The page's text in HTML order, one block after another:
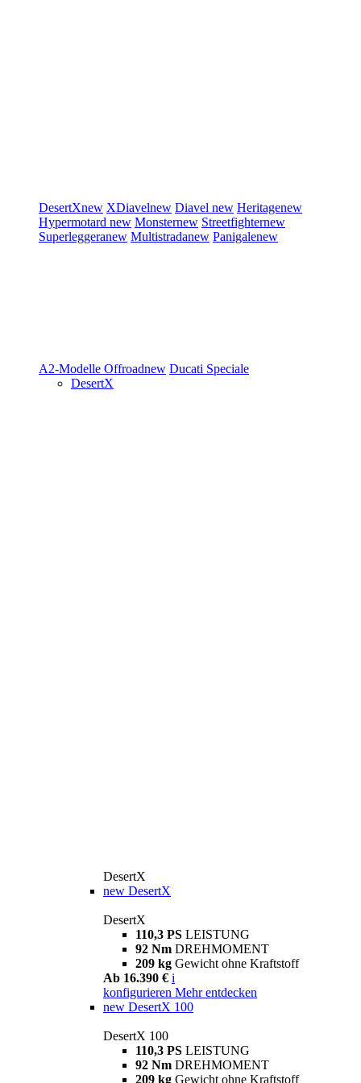
DesertXnew XDiavelnew Diavel new Heritagenew
Hypermotard new Monsternew Streetfighternew
Superleggeranew Multistradanew Panigalenew
A2-Modelle Offroadnew Ducati Speciale
DesertX
DesertX
new DesertX
DesertX
110,3 PS LEISTUNG
92 Nm DREHMOMENT
209 kg Gewicht ohne Kraftstoff
Ab 16.390 € i
konfigurieren Mehr entdecken
new DesertX 100
DesertX 100
110,3 PS LEISTUNG
92 Nm DREHMOMENT
209 kg Gewicht ohne Kraftstoff